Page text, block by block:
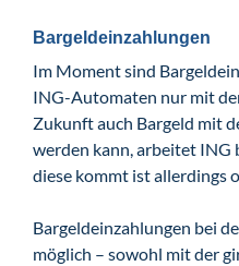
Bargeldeinzahlungen
Im Moment sind
ING-Automaten nur mit
Zukunft auch Bargeld mit
werden kann, arbeitet ING
diese kommt ist allerdings
Bargeldeinzahlungen bei
möglich – sowohl mit der